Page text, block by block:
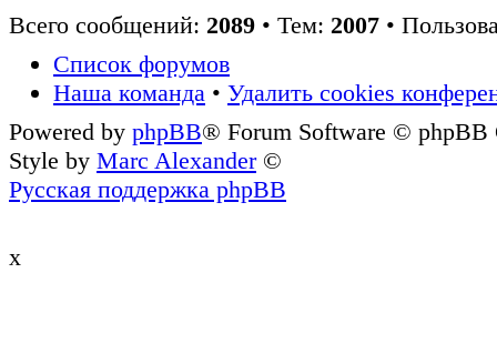
Всего сообщений: 2089 • Тем: 2007 •
Список форумов
Наша команда • Удалить cookies
Powered by phpBB® Forum Software © phpBB
Style by Marc Alexander©
Русская поддержка phpBB
x